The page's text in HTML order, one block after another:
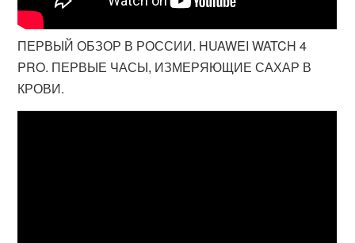
ПЕРВЫЙ ОБЗОР В РОССИИ. HUAWEI WATCH 4
PRO. ПЕРВЫЕ ЧАСЫ, ИЗМЕРЯЮЩИЕ САХАР В
КРОВИ.